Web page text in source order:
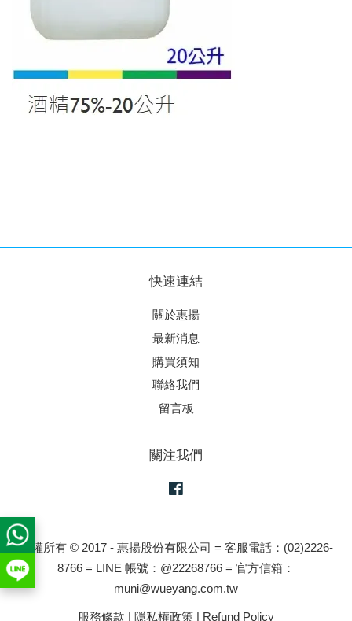
快速連結
關於惠揚
最新消息
購買須知
聯絡我們
留言板
關注我們
版權所有 © 2017 - 惠揚股份有限公司 = 客服電話：(02)2226-
8766 = LINE 帳號：@22268766 = 官方信箱：
muni@wueyang.com.tw
服務條款 | 隱私權政策 | Refund Policy